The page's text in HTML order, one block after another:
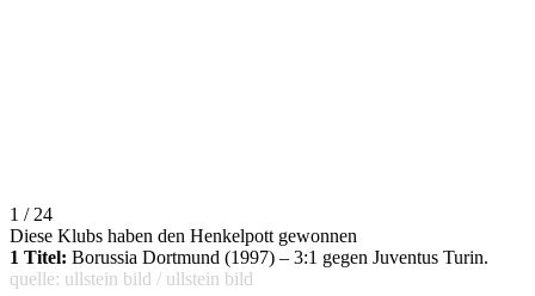
1 / 24
Diese Klubs haben den Henkelpott gewonnen
1 Titel: Borussia Dortmund (1997) – 3:1 gegen Juventus Turin.
quelle: ullstein bild / ullstein bild